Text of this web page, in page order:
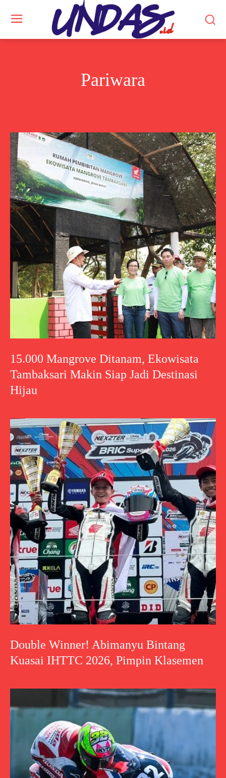
Pariwara
15.000 Mangrove Ditanam, Ekowisata
Tambaksari Makin Siap Jadi Destinasi
Hijau
Double Winner! Abimanyu Bintang
Kuasai IHTTC 2026, Pimpin Klasemen